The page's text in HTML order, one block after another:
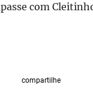
com
compartilhe